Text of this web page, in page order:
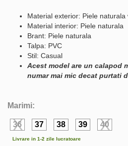
Material exterior: Piele naturala
Material interior: Piele naturala
Brant: Piele naturala
Talpa: PVC
Stil: Casual
Acest model are un calapod
numar mai mic decat purtati
Marimi:
36 37 38 39 40
Livrare in 1-2 zile lucratoare